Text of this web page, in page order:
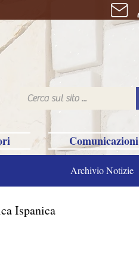
Comunicazioni
Archivio Notizie
Ispanica